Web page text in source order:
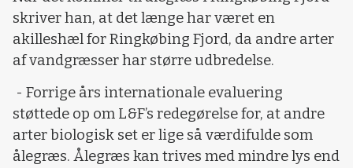
skriver han, at det længe har været en
akilleshæl for Ringkøbing Fjord, da andre arter
af vandgræsser har større udbredelse.
- Forrige års internationale evaluering
støttede op om L&F’s redegørelse for, at andre
arter biologisk set er lige så værdifulde som
ålegræs. Ålegræs kan trives med mindre lys end